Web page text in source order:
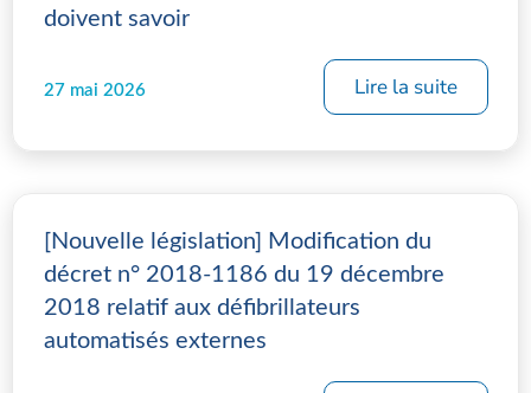
doivent savoir
27 mai 2026 Lire la suite
[Nouvelle législation] Modification du
décret n° 2018-1186 du 19 décembre
2018 relatif aux défibrillateurs
automatisés externes